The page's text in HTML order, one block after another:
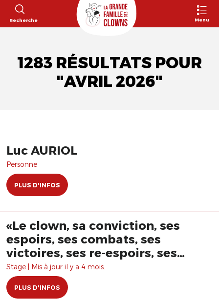
Recherche Menu
1283 RÉSULTATS POUR
"AVRIL 2026"
Luc AURIOL
Personne
PLUS D'INFOS
«Le clown, sa conviction, ses
espoirs, ses combats, ses
victoires, ses re-espoirs, ses
ratés, ses re-combats , ses re-
ratés, ses désespoirs, ses ruses,
ses faux ratés, ses chemins de
Stage | Mis à jour il y a 4 mois.
PLUS D'INFOS